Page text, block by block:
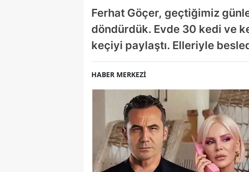
Ferhat Göçer, geçtiğimiz
döndürdük. Evde 30 kedi ve
keçiyi paylaştı. Elleriyle
HABER MERKEZİ